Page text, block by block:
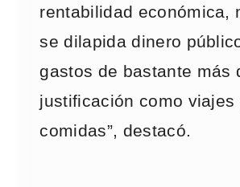
rentabilidad económica,
se dilapida dinero
gastos de bastante más
justificación como viajes
comidas”, destacó.